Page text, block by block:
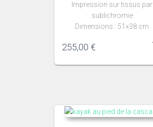
Impression sur tissus par
sublichromie
Dimensions : 51×38 cm
255,00 €